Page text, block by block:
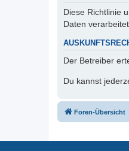
Diese Richtlinie
Daten
Der Betreiber
Du kannst
Foren-Übersicht